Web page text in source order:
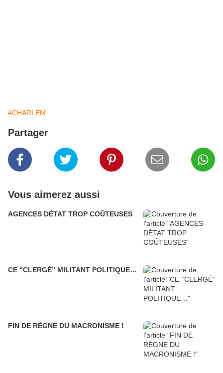
#CHARLEM
Partager
Vous aimerez aussi
AGENCES DÉTAT TROP COÛTEUSES
CE ‘‘CLERGÉ’’ MILITANT POLITIQUE…
FIN DE RÈGNE DU MACRONISME !